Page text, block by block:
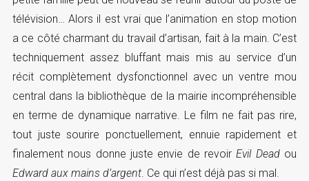
télévision… Alors il est vrai que l’animation en stop motion
a ce côté charmant du travail d’artisan, fait à la main. C’est
techniquement assez bluffant mais mis au service d’un
récit complètement dysfonctionnel avec un ventre mou
central dans la bibliothèque de la mairie incompréhensible
en terme de dynamique narrative. Le film ne fait pas rire,
tout juste sourire ponctuellement, ennuie rapidement et
finalement nous donne juste envie de revoirEvil Deadou
Edward aux mains d’argent. Ce qui n’est déjà pas si mal.